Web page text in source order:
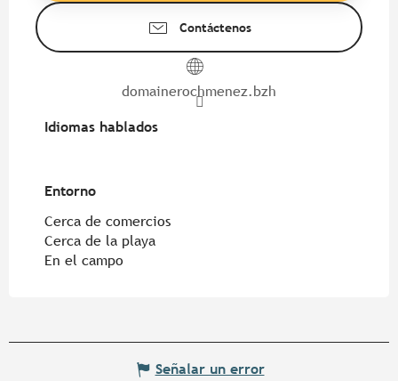
Contáctenos
domainerochmenez.bzh
Idiomas hablados
Idiomas hablados
Entorno
Entorno
Cerca de comercios
Cerca de la playa
En el campo
Señalar un error